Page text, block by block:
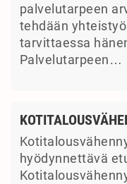
palvelutarpeen
tehdään
tarvittaessa
Palvelutarpeen…
hyödynnettävä